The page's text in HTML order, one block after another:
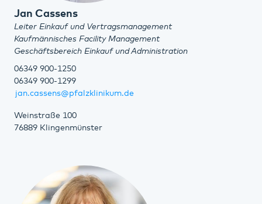
Jan Cassens
Leiter Einkauf und Vertragsmanagement
Kaufmännisches Facility Management
Geschäftsbereich Einkauf und Administration
06349 900-1250
06349 900-1299
jan.cassens@pfalzklinikum.de
Weinstraße 100
76889 Klingenmünster